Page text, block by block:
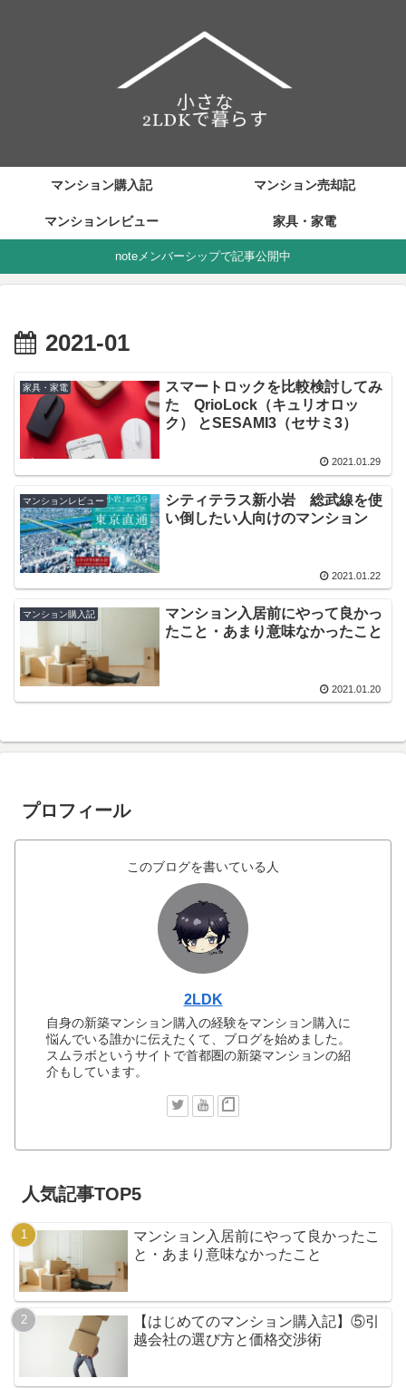
マンション購入記 マンション売却記
マンションレビュー 家具・家電
noteメンバーシップで記事公開中
2021-01
家具・家電
スマートロックを比較検討してみ
た QrioLock（キュリオロッ
ク） とSESAMI3（セサミ3）
2021.01.29
マンションレビュー
シティテラス新小岩 総武線を使
い倒したい人向けのマンション
2021.01.22
マンション購入記
マンション入居前にやって良かっ
たこと・あまり意味なかったこと
2021.01.20
プロフィール
このブログを書いている人
2LDK
自身の新築マンション購入の経験をマンション購入に
悩んでいる誰かに伝えたくて、ブログを始めました。
スムラボというサイトで首都圏の新築マンションの紹
介もしています。
人気記事TOP5
マンション入居前にやって良かったこ
と・あまり意味なかったこと
【はじめてのマンション購入記】⑤引
越会社の選び方と価格交渉術